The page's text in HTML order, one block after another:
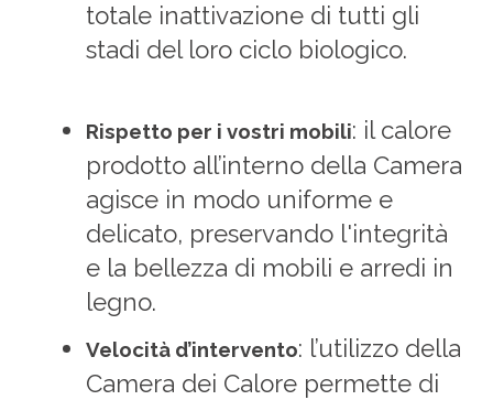
totale inattivazione di tutti gli
stadi del loro ciclo biologico.
Rispetto per i vostri mobili: il calore
prodotto all’interno della Camera
agisce in modo uniforme e
delicato, preservando l'integrità
e la bellezza di mobili e arredi in
legno.
Velocità d’intervento: l’utilizzo della
Camera dei Calore permette di